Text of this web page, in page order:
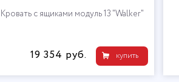
Кровать с ящиками модуль 13 "Walker"
купить
19 354 руб.